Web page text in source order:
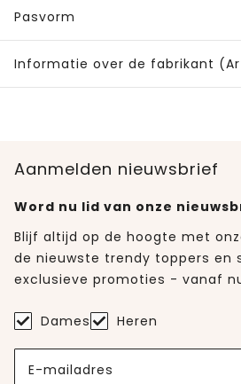
Pasvorm
Informatie over de fabrikant
Aanmelden nieuwsbrief
Word nu lid van onze
Blijf altijd op de hoogte met
de nieuwste trendy toppers en
exclusieve promoties - vanaf
Dames Heren
E-mailadres